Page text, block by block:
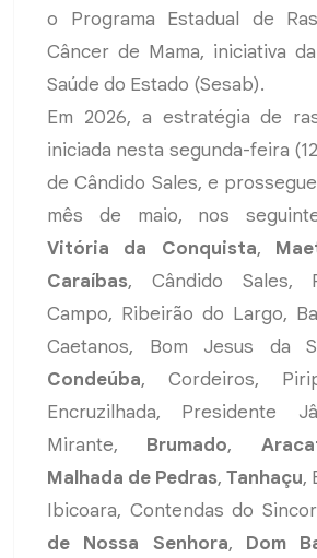
o Programa Estadual de
Câncer de Mama, iniciativa
Saúde do Estado (Sesab).
Em 2026, a estratégia de
iniciada nesta segunda-feira
de Cândido Sales, e
mês de maio, nos
Vitória da Conquista,
Caraíbas, Cândido Sales,
Campo, Ribeirão do Largo,
Caetanos, Bom Jesus da
Condeúba, Cordeiros,
Encruzilhada, Presidente
Mirante, Brumado,
Malhada de Pedras, Tanhaçu,
Ibicoara, Contendas do
de Nossa Senhora, Dom